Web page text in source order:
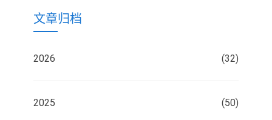
文章归档
2026 (32)
2025 (50)